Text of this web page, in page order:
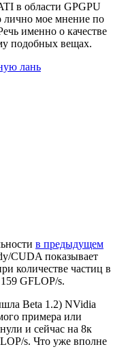
в области GPGPU
лично мое мнение по
именно о качестве
подобных вещах.
лань
в предыдущем
CUDA показывает
количестве частиц в
GFLOP/s.
Beta 1.2) NVidia
примера или
и сейчас на 8к
s. Что уже вполне